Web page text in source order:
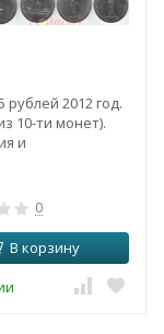
рублей 2012 год.
10-ти монет).
и
войны
и заграничных
русской армии
годов.
0
В корзину